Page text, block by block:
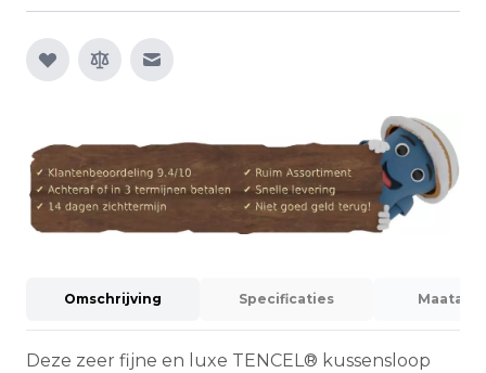
E-mail naar een vriend
Omschrijving Specificaties
Deze zeer fijne en luxe TENCEL® kussensloop